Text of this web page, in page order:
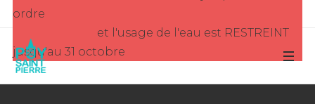
ordre
et l'usage de l'eau est RESTREINT
jusqu'au 31 octobre